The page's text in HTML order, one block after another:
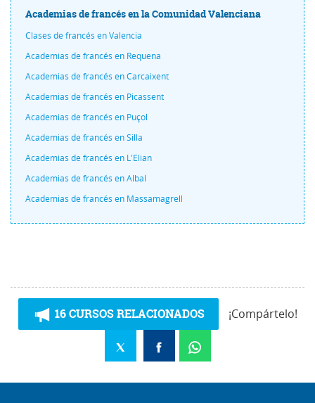
Academias de francés en la Comunidad Valenciana
Clases de francés en Valencia
Academias de francés en Requena
Academias de francés en Carcaixent
Academias de francés en Picassent
Academias de francés en Puçol
Academias de francés en Silla
Academias de francés en L'Elian
Academias de francés en Albal
Academias de francés en Massamagrell
16 CURSOS RELACIONADOS ¡Compártelo!